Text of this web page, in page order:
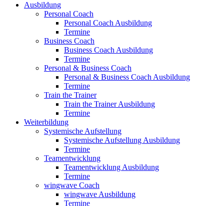
Ausbildung
Personal Coach
Personal Coach Ausbildung
Termine
Business Coach
Business Coach Ausbildung
Termine
Personal & Business Coach
Personal & Business Coach Ausbildung
Termine
Train the Trainer
Train the Trainer Ausbildung
Termine
Weiterbildung
Systemische Aufstellung
Systemische Aufstellung Ausbildung
Termine
Teamentwicklung
Teamentwicklung Ausbildung
Termine
wingwave Coach
wingwave Ausbildung
Termine